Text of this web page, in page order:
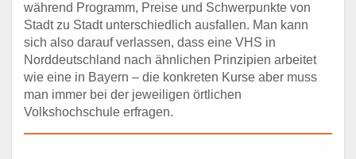
während Programm, Preise und Schwerpunkte von
Stadt zu Stadt unterschiedlich ausfallen. Man kann
sich also darauf verlassen, dass eine VHS in
Norddeutschland nach ähnlichen Prinzipien arbeitet
wie eine in Bayern – die konkreten Kurse aber muss
man immer bei der jeweiligen örtlichen
Volkshochschule erfragen.